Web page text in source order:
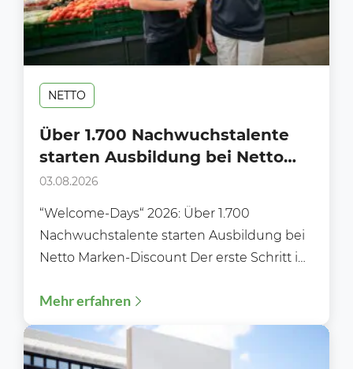
NETTO
Über 1.700 Nachwuchstalente
starten Ausbildung bei Netto
Marken-Discount
03.08.2026
“Welcome-Days“ 2026: Über 1.700
Nachwuchstalente starten Ausbildung bei
Netto Marken-Discount Der erste Schritt ins
Ausbildungsstart 2026: Über 1.700...
Mehr erfahren